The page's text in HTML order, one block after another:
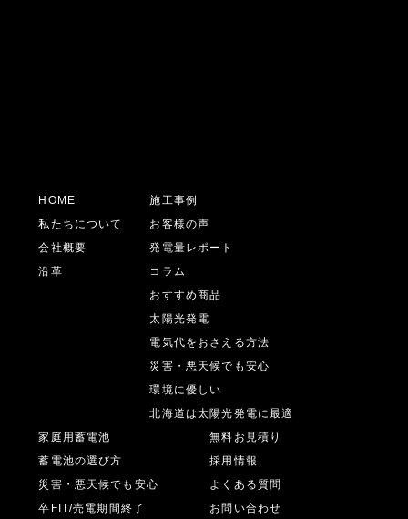
HOME
私たちについて
会社概要
沿革
施工事例
お客様の声
発電量レポート
コラム
おすすめ商品
太陽光発電
電気代をおさえる方法
災害・悪天候でも安心
環境に優しい
北海道は太陽光発電に最適
家庭用蓄電池
蓄電池の選び方
災害・悪天候でも安心
卒FIT/売電期間終了
無料お見積り
採用情報
よくある質問
お問い合わせ